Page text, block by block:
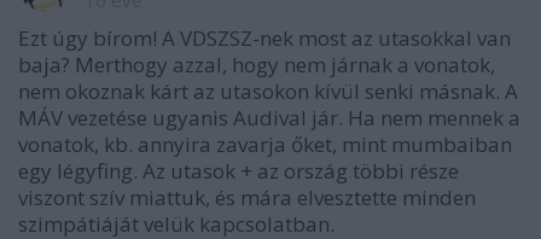
Ezt úgy bírom! A VDSZSZ-nek most az utasokkal van
baja? Merthogy azzal, hogy nem járnak a vonatok,
nem okoznak kárt az utasokon kívül senki másnak. A
MÁV vezetése ugyanis Audival jár. Ha nem mennek a
vonatok, kb. annyira zavarja őket, mint mumbaiban
egy légyfing. Az utasok + az ország többi része
viszont szív miattuk, és mára elvesztette minden
szimpátiáját velük kapcsolatban.